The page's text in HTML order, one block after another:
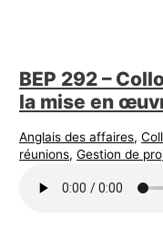
BEP 292 –
la mise en
Anglais des affaires,
réunions,Gestion de